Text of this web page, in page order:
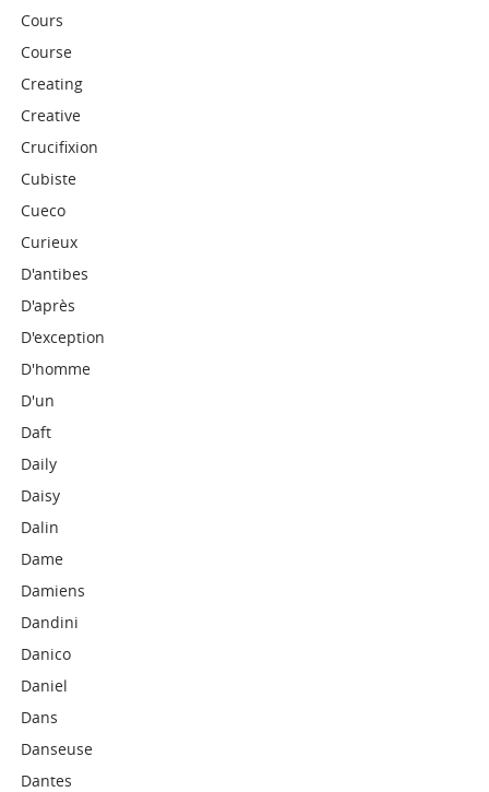
Cours
Course
Creating
Creative
Crucifixion
Cubiste
Cueco
Curieux
D'antibes
D'après
D'exception
D'homme
D'un
Daft
Daily
Daisy
Dalin
Dame
Damiens
Dandini
Danico
Daniel
Dans
Danseuse
Dantes